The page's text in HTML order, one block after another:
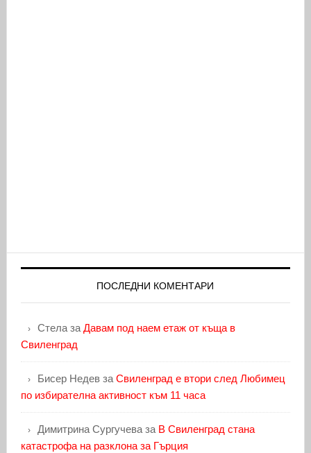
ПОСЛЕДНИ КОМЕНТАРИ
Стелаза Давам под наем етаж от къща в
Свиленград
Бисер Недевза Свиленград е втори след Любимец
по избирателна активност към 11 часа
Димитрина Сургучеваза В Свиленград стана
катастрофа на разклона за Гърция